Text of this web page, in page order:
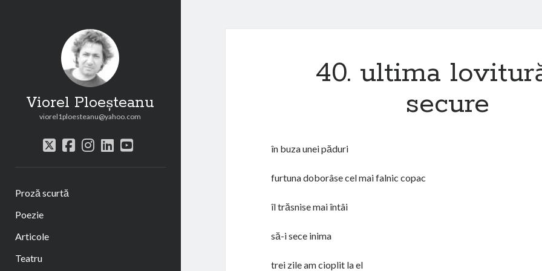
Viorel Ploeșteanu
viorel1ploesteanu@yahoo.com
twitter
facebook
instagram
linkedin
youtube
Proză scurtă
Poezie
Articole
Teatru
40. ultima
secure
în buza unei păduri
furtuna doborâse cel mai falnic copac
îl trăsnise mai întâi
să-i sece inima
trei zile am cioplit la el